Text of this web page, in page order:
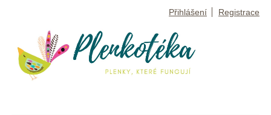
Přihlášení Registrace